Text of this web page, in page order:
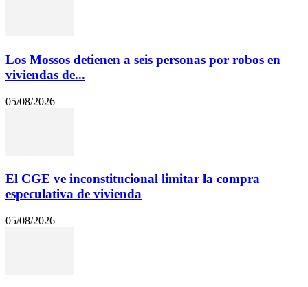
Los Mossos detienen a seis personas por robos en
viviendas de...
05/08/2026
El CGE ve inconstitucional limitar la compra
especulativa de vivienda
05/08/2026